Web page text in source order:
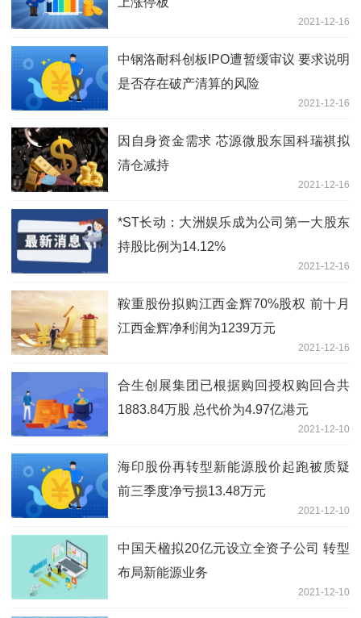
2021-12-16
中钢洛耐科创板IPO遭暂缓审议 要求说明
是否存在破产清算的风险
2021-12-16
因自身资金需求 芯源微股东国科瑞祺拟
清仓减持
2021-12-16
*ST长动：大洲娱乐成为公司第一大股东
持股比例为14.12%
2021-12-16
鞍重股份拟购江西金辉70%股权 前十月
江西金辉净利润为1239万元
2021-12-16
合生创展集团已根据购回授权购回合共
1883.84万股 总代价为4.97亿港元
2021-12-10
海印股份再转型新能源股价起跑被质疑
前三季度净亏损13.48万元
2021-12-10
中国天楹拟20亿元设立全资子公司 转型
布局新能源业务
2021-12-10